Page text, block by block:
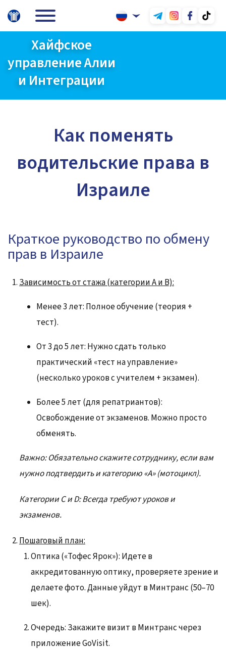
Хайфское
управление Алии
и Интеграции
Как поменять
водительские права в
Израиле
Краткое руководство по обмену
прав в Израиле
Зависимость от стажа (категории А и В):
Менее 3 лет: Полное обучение (теория +
тест).
От 3 до 5 лет: Нужно сдать только
практический «тест на управление»
(несколько уроков с учителем + экзамен).
Более 5 лет (для репатриантов):
Освобождение от экзаменов. Можно просто
обменять.
Важно: Обязательно скажите сотруднику, если вам
нужно подтвердить и категорию «А» (мотоцикл).
Категории C и D: Всегда требуют уроков и
экзаменов.
Пошаговый план:
Оптика («Тофес Ярок»): Идете в
аккредитованную оптику, проверяете зрение и
делаете фото. Данные уйдут в Минтранс (50–70
шек).
Очередь: Закажите визит в Минтранс через
приложение GoVisit.